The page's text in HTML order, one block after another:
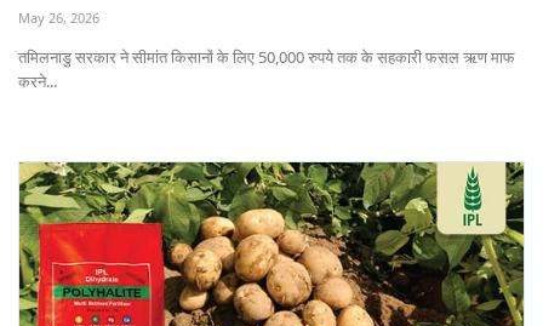
Agribusiness
Agritech
International
Rural Dialogue
Ground Report
May 26, 2026
तमिलनाडु सरकार ने सीमांत किसानों के लिए 50,000 रुपये तक के सहकारी फसल ऋण माफ
करने...